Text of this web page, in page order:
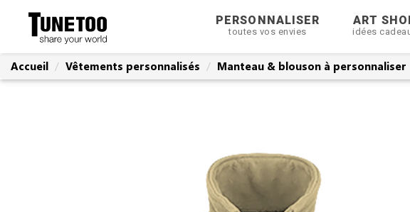
PERSONNALISER
toutes vos envies
ART
idées
Accueil Vêtements personnalisés Manteau & blouson à personnaliser